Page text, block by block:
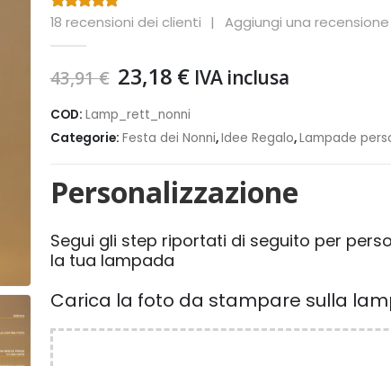
4.39Di 5
18 recensioni dei clienti | Aggiungi una recensione
43,91€ Il
prezzo
originale
era:
43,91 €.
23,18 €Il
attuale
è:
23,18 €.
IVA inclusa
COD: Lamp_rett_nonni
Categorie: Festa dei Nonni,Idee Regalo,Lampade
Personalizzazione
Segui gli step riportati di seguito per
la tua lampada
Carica la foto da stampare sulla